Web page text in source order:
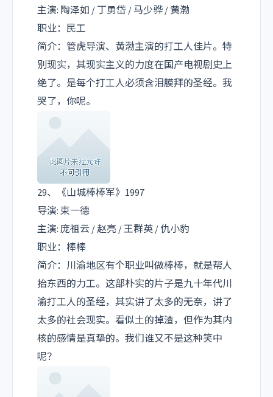
主演: 陶泽如 / 丁勇岱 / 马少骅 / 黄渤
职业：民工
简介：管虎导演、黄渤主演的打工人佳片。特
别现实，其现实主义的力度在国产电视剧史上
绝了。是每个打工人必须含泪膜拜的圣经。我
哭了，你呢。
29、《山城棒棒军》1997
导演: 束一德
主演: 庞祖云 / 赵亮 / 王群英 / 仇小豹
职业：棒棒
简介：川渝地区有个职业叫做棒棒，就是帮人
抬东西的力工。这部朴实的片子是九十年代川
渝打工人的圣经，其实讲了太多的无奈，讲了
太多的社会现实。看似土的掉渣，但作为其内
核的感情是真挚的。我们谁又不是这种笑中
呢？